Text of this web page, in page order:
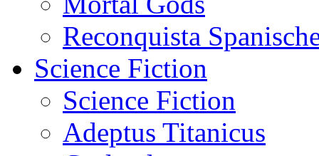
Reconquista
Science Fiction
Science Fiction
Adeptus Titanicus